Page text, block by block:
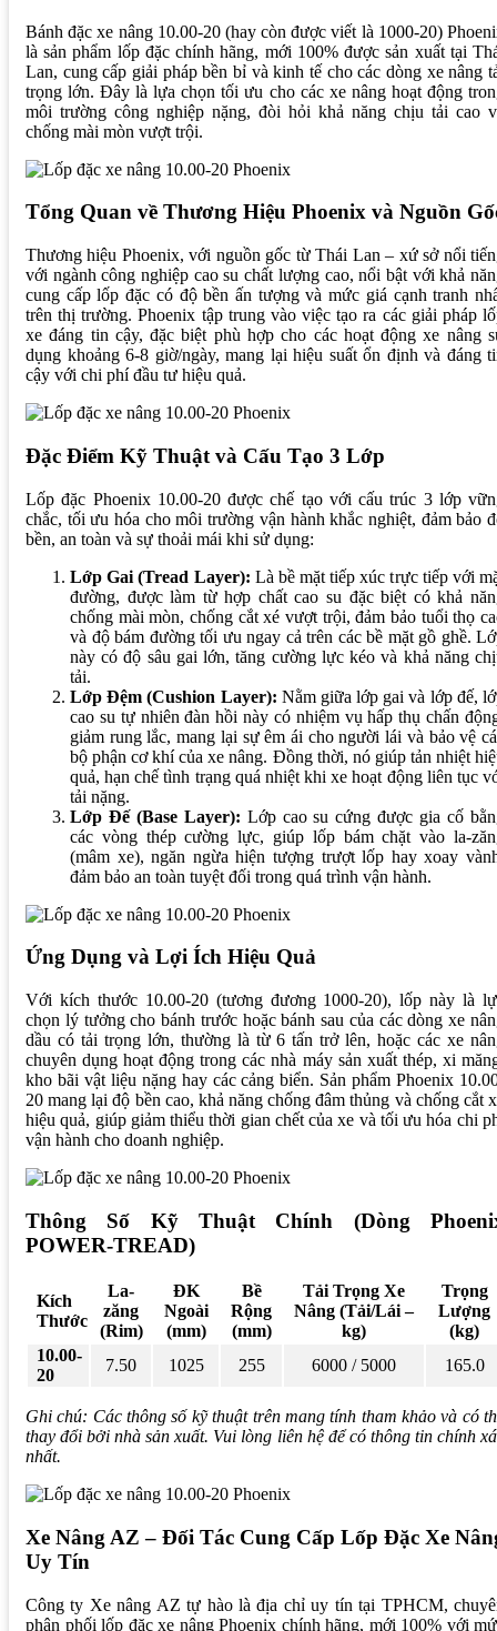
Bánh đặc xe nâng 10.00-20 (hay còn được viết là 1000-20)
là sản phẩm lốp đặc chính hãng, mới 100% được sản xuất tại
Lan, cung cấp giải pháp bền bỉ và kinh tế cho các dòng xe nâng
trọng lớn. Đây là lựa chọn tối ưu cho các xe nâng hoạt động
môi trường công nghiệp nặng, đòi hỏi khả năng chịu tải cao
chống mài mòn vượt trội.
Tổng Quan về Thương Hiệu Phoenix và Nguồn
Thương hiệu Phoenix, với nguồn gốc từ Thái Lan – xứ sở nổi
với ngành công nghiệp cao su chất lượng cao, nổi bật với khả
cung cấp lốp đặc có độ bền ấn tượng và mức giá cạnh tranh
trên thị trường. Phoenix tập trung vào việc tạo ra các giải pháp
xe đáng tin cậy, đặc biệt phù hợp cho các hoạt động xe nâng
dụng khoảng 6-8 giờ/ngày, mang lại hiệu suất ổn định và đáng
cậy với chi phí đầu tư hiệu quả.
Đặc Điểm Kỹ Thuật và Cấu Tạo 3 Lớp
Lốp đặc Phoenix 10.00-20 được chế tạo với cấu trúc 3 lớp
chắc, tối ưu hóa cho môi trường vận hành khắc nghiệt, đảm bảo
bền, an toàn và sự thoải mái khi sử dụng:
Lớp Gai (Tread Layer): Là bề mặt tiếp xúc trực tiếp với
đường, được làm từ hợp chất cao su đặc biệt có khả
chống mài mòn, chống cắt xé vượt trội, đảm bảo tuổi thọ
và độ bám đường tối ưu ngay cả trên các bề mặt gồ ghề.
này có độ sâu gai lớn, tăng cường lực kéo và khả năng
tải.
Lớp Đệm (Cushion Layer): Nằm giữa lớp gai và lớp đế,
cao su tự nhiên đàn hồi này có nhiệm vụ hấp thụ chấn
giảm rung lắc, mang lại sự êm ái cho người lái và bảo vệ
bộ phận cơ khí của xe nâng. Đồng thời, nó giúp tản nhiệt
quả, hạn chế tình trạng quá nhiệt khi xe hoạt động liên tục
tải nặng.
Lớp Đế (Base Layer): Lớp cao su cứng được gia cố
các vòng thép cường lực, giúp lốp bám chặt vào la-
(mâm xe), ngăn ngừa hiện tượng trượt lốp hay xoay
đảm bảo an toàn tuyệt đối trong quá trình vận hành.
Ứng Dụng và Lợi Ích Hiệu Quả
Với kích thước 10.00-20 (tương đương 1000-20), lốp này là
chọn lý tưởng cho bánh trước hoặc bánh sau của các dòng xe
dầu có tải trọng lớn, thường là từ 6 tấn trở lên, hoặc các xe
chuyên dụng hoạt động trong các nhà máy sản xuất thép, xi
kho bãi vật liệu nặng hay các cảng biển. Sản phẩm Phoenix
20 mang lại độ bền cao, khả năng chống đâm thủng và chống cắt
hiệu quả, giúp giảm thiểu thời gian chết của xe và tối ưu hóa chi
vận hành cho doanh nghiệp.
Thông Số Kỹ Thuật Chính (Dòng
POWER-TREAD)
Kích
Thước
La-
zăng
(Rim)
ĐK
Ngoài
(mm)
Bề
Rộng
(mm)
Tải Trọng Xe
Nâng (Tải/Lái –
kg)
Trọng
Lượng
(kg)
10.00-
20
7.50 1025 255 6000 / 5000 165.0
Ghi chú: Các thông số kỹ thuật trên mang tính tham khảo và có
thay đổi bởi nhà sản xuất. Vui lòng liên hệ để có thông tin chính
nhất.
Xe Nâng AZ – Đối Tác Cung Cấp Lốp Đặc Xe
Uy Tín
Công ty Xe nâng AZ tự hào là địa chỉ uy tín tại TPHCM,
phân phối lốp đặc xe nâng Phoenix chính hãng, mới 100% với